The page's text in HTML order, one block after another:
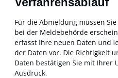
Für die Abmeldung müssen
bei der Meldebehörde
erfasst Ihre neuen Daten und
der Daten vor. Die Richtigkeit
Daten bestätigen Sie mit Ihrer
Ausdruck.